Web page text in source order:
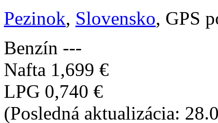
Pezinok, Slovensko, GPS
Benzín ---
Nafta 1,699 €
LPG 0,740 €
(Posledná aktualizácia: